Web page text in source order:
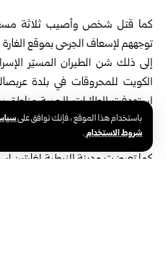
باستخدام هذا الموقع ، فإنك توافق على
شروط الاستخدام.
كما قتل شخص وأصيب ثلاثة
توجههم لإسعاف الجرحى بموقع
إلى ذلك شن الطيران المسيّر
الكويت للمحروقات في بلدة
استهدفت الطائرات الحربية
إلى بلدات كفرتبنيت وسجد
أميري في بلدة زبدين.
كما تعرضت مدينة النبطية لغارتين